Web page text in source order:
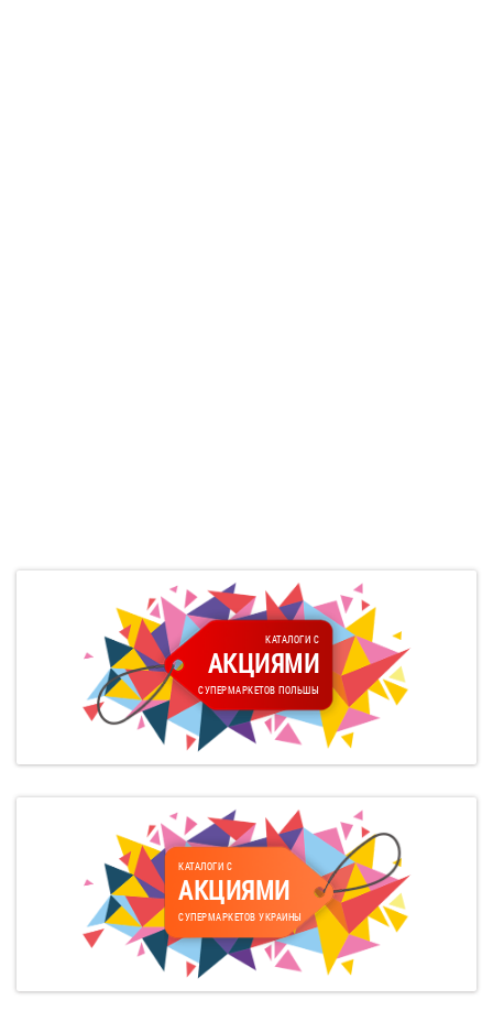
КАТАЛОГИ С
АКЦИЯМИ
СУПЕРМАРКЕТОВ ПОЛЬШЫ
КАТАЛОГИ С
АКЦИЯМИ
СУПЕРМАРКЕТОВ УКРАИНЫ